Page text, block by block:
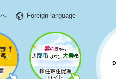
Foreign language